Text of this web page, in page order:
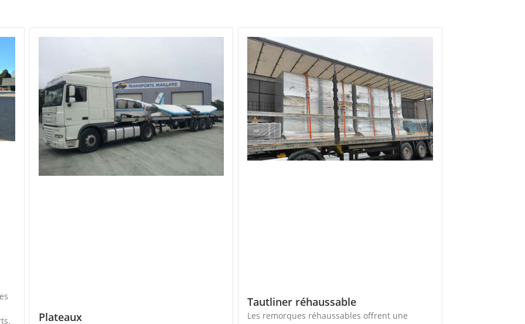
Plateaux
Tautliner réhaussable
Les remorques réhaussables offrent une